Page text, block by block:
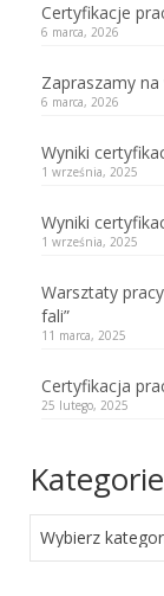
Certyfikacje
6 marca, 2026
Zapraszamy
6 marca, 2026
Wyniki
1 września, 2025
Wyniki
1 września, 2025
Warsztaty
fali”
11 marca, 2025
Certyfikacja
25 lutego, 2025
Kategorie